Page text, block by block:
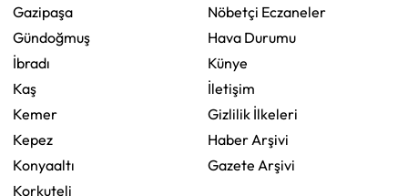
Gazipaşa
Gündoğmuş
İbradı
Kaş
Kemer
Kepez
Konyaaltı
Korkuteli
Nöbetçi Eczaneler
Hava Durumu
Künye
İletişim
Gizlilik İlkeleri
Haber Arşivi
Gazete Arşivi